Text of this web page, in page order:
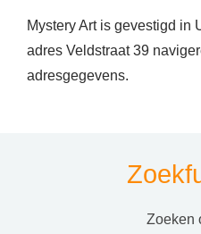
Mystery Art is gevestigd in
adres Veldstraat 39
adresgegevens.